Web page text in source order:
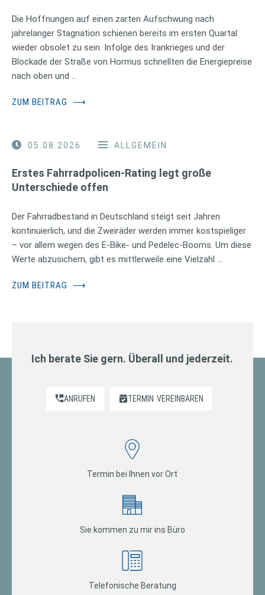
Die Hoffnungen auf einen zarten Aufschwung nach
jahrelanger Stagnation schienen bereits im ersten Quartal
wieder obsolet zu sein. Infolge des Irankrieges und der
Blockade der Straße von Hormus schnellten die Energiepreise
nach oben und …
ZUM BEITRAG ⟶
05.08.2026 ALLGEMEIN
Erstes Fahrradpolicen-Rating legt große
Unterschiede offen
Der Fahrradbestand in Deutschland steigt seit Jahren
kontinuierlich, und die Zweiräder werden immer kostspieliger
– vor allem wegen des E-Bike- und Pedelec-Booms. Um diese
Werte abzusichern, gibt es mittlerweile eine Vielzahl …
ZUM BEITRAG ⟶
Ich berate Sie gern. Überall und jederzeit.
ANRUFEN TERMIN VEREINBAREN
Termin bei Ihnen vor Ort
Sie kommen zu mir ins Büro
Telefonische Beratung